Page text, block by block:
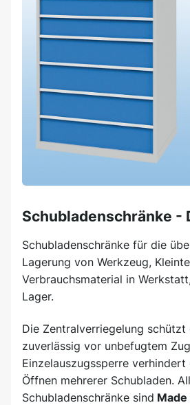
Schubladenschränke -
Schubladenschränke für die
Lagerung von Werkzeug,
Verbrauchsmaterial in
Lager.
Die Zentralverriegelung schützt
zuverlässig vor unbefugtem
Einzelauszugssperre
Öffnen mehrerer Schubladen.
Schubladenschränke sind